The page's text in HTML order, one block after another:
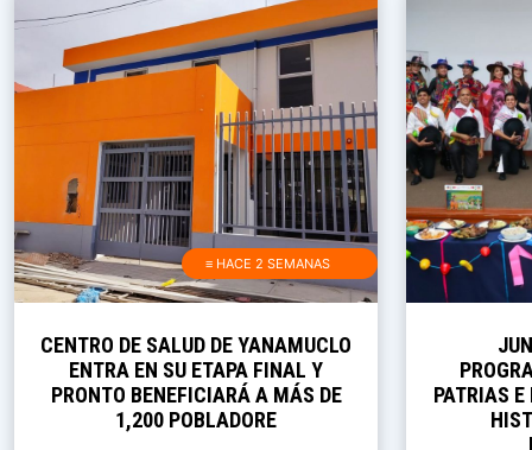
≡ HACE 2 SEMANAS
CENTRO DE SALUD DE YANAMUCLO
ENTRA EN SU ETAPA FINAL Y
PRONTO BENEFICIARÁ A MÁS DE
1,200 POBLADORE
PATRIAS